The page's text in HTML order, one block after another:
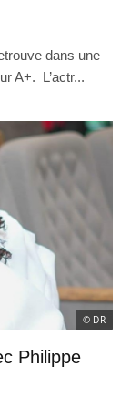
dans une
A+. L’actr...
© DR
Philippe